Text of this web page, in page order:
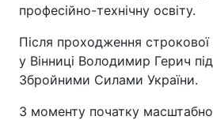
професійно-технічну освіту.
Після проходження строкової
у Вінниці Володимир Герич
Збройними Силами України.
З моменту початку